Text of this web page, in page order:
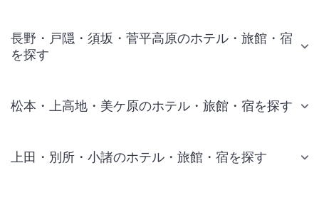
長野・戸隠・須坂・菅平高原のホテル・旅館・宿
を探す
松本・上高地・美ケ原のホテル・旅館・宿を探す
上田・別所・小諸のホテル・旅館・宿を探す